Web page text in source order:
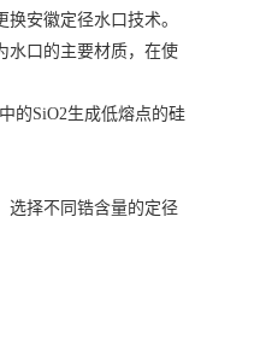
换安徽定径水口技术。
水口的主要材质，在使
的SiO2生成低熔点的硅
选择不同锆含量的定径